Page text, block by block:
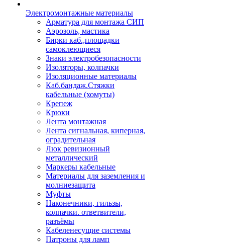
Электромонтажные материалы
Арматура для монтажа СИП
Аэрозоль, мастика
Бирки каб.,площадки
самоклеющиеся
Знаки электробезопасности
Изоляторы, колпачки
Изоляционные материалы
Каб.бандаж.Стяжки
кабельные (хомуты)
Крепеж
Крюки
Лента монтажная
Лента сигнальная, киперная,
оградительная
Люк ревизионный
металлический
Маркеры кабельные
Материалы для заземления и
молниезащита
Муфты
Наконечники, гильзы,
колпачки. ответвители,
разъёмы
Кабеленесущие системы
Патроны для ламп